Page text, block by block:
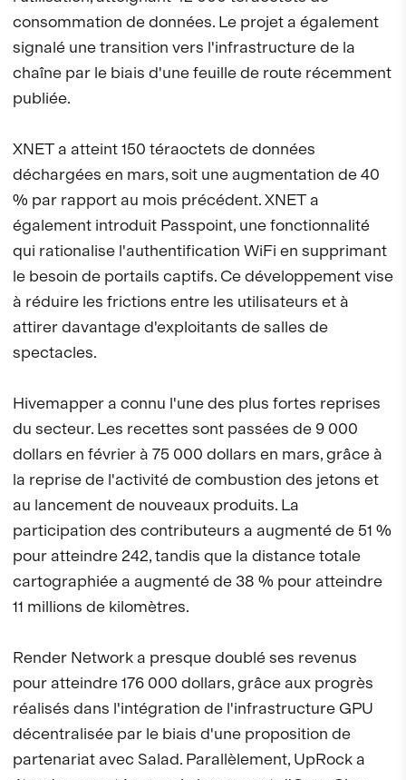
consommation de données. Le projet a également
signalé une transition vers l'infrastructure de la
chaîne par le biais d'une feuille de route récemment
publiée.
XNET a atteint 150 téraoctets de données
déchargées en mars, soit une augmentation de 40
% par rapport au mois précédent. XNET a
également introduit Passpoint, une fonctionnalité
qui rationalise l'authentification WiFi en supprimant
le besoin de portails captifs. Ce développement vise
à réduire les frictions entre les utilisateurs et à
attirer davantage d'exploitants de salles de
spectacles.
Hivemapper a connu l'une des plus fortes reprises
du secteur. Les recettes sont passées de 9 000
dollars en février à 75 000 dollars en mars, grâce à
la reprise de l'activité de combustion des jetons et
au lancement de nouveaux produits. La
participation des contributeurs a augmenté de 51 %
pour atteindre 242, tandis que la distance totale
cartographiée a augmenté de 38 % pour atteindre
11 millions de kilomètres.
Render Network a presque doublé ses revenus
pour atteindre 176 000 dollars, grâce aux progrès
réalisés dans l'intégration de l'infrastructure GPU
décentralisée par le biais d'une proposition de
partenariat avec Salad. Parallèlement, UpRock a